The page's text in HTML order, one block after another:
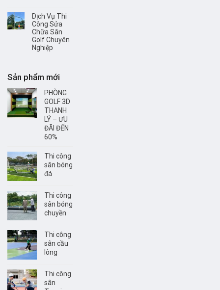
Dịch Vụ Thi
Công Sửa
Chữa Sân
Golf Chuyên
Nghiệp
Sản phẩm mới
PHÒNG
GOLF 3D
THANH
LÝ – ƯU
ĐÃI ĐẾN
60%
Thi công
sân bóng
đá
Thi công
sân bóng
chuyền
Thi công
sân cầu
lông
Thi công
sân